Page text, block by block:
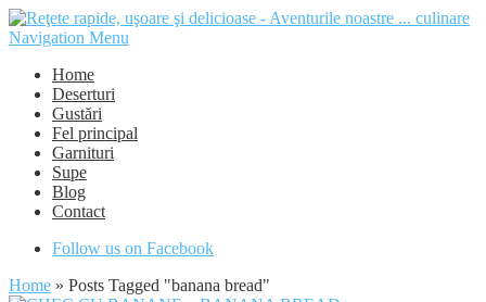
Navigation Menu
Home
Deserturi
Gustări
Fel principal
Garnituri
Supe
Blog
Contact
Follow us on Facebook
Home » Posts Tagged "banana bread"